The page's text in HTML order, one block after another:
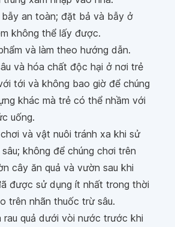
an toàn; đặt bả và bẫy ở
không thể lấy được.
và làm theo hướng dẫn.
và hóa chất độc hại ở nơi trẻ
tới và không bao giờ để chúng
khác mà trẻ có thể nhầm với
uống.
và vật nuôi tránh xa khi sử
không để chúng chơi trên
cây ăn quả và vườn sau khi
được sử dụng ít nhất trong thời
trên nhãn thuốc trừ sâu.
rau quả dưới vòi nước trước khi